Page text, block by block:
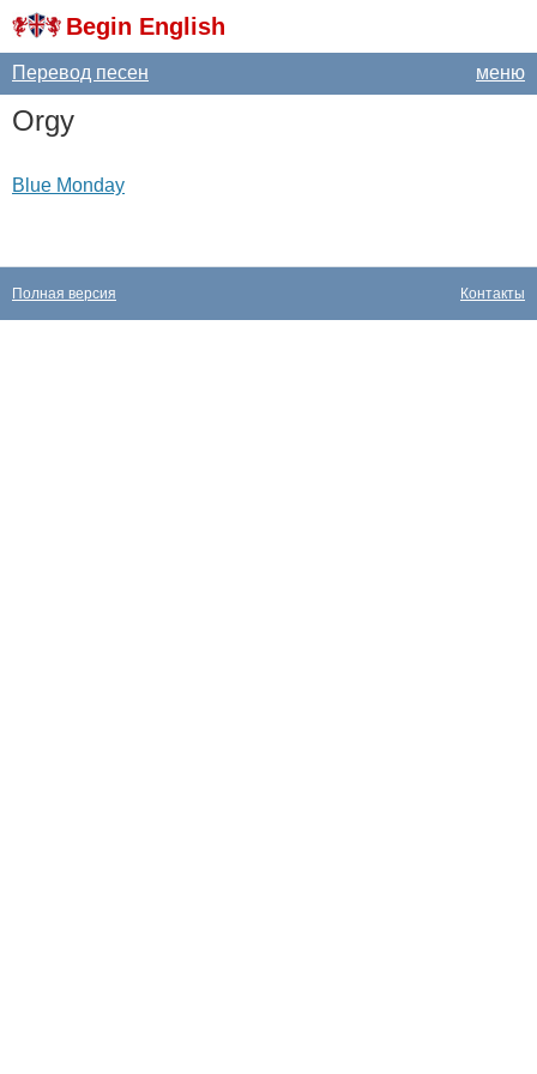
Begin English
меню
Перевод песен
Orgy
Blue Monday
Контакты
Полная версия